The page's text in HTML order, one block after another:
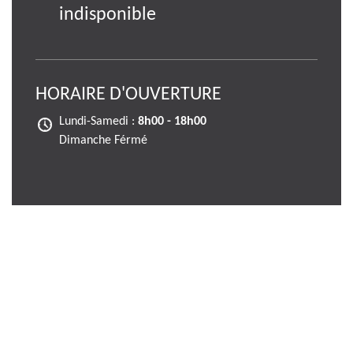
indisponible
HORAIRE D'OUVERTURE
Lundi-Samedi : 8h00 - 18h00
Dimanche Férmé